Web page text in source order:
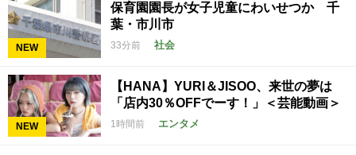
NEW
保育園園長が女子児童にわいせつか 千
葉・市川市
33分前 社会
NEW
【HANA】YURI＆JISOO、来世の夢は
「店内30％OFFでーす！」＜芸能動画＞
1時間前 エンタメ